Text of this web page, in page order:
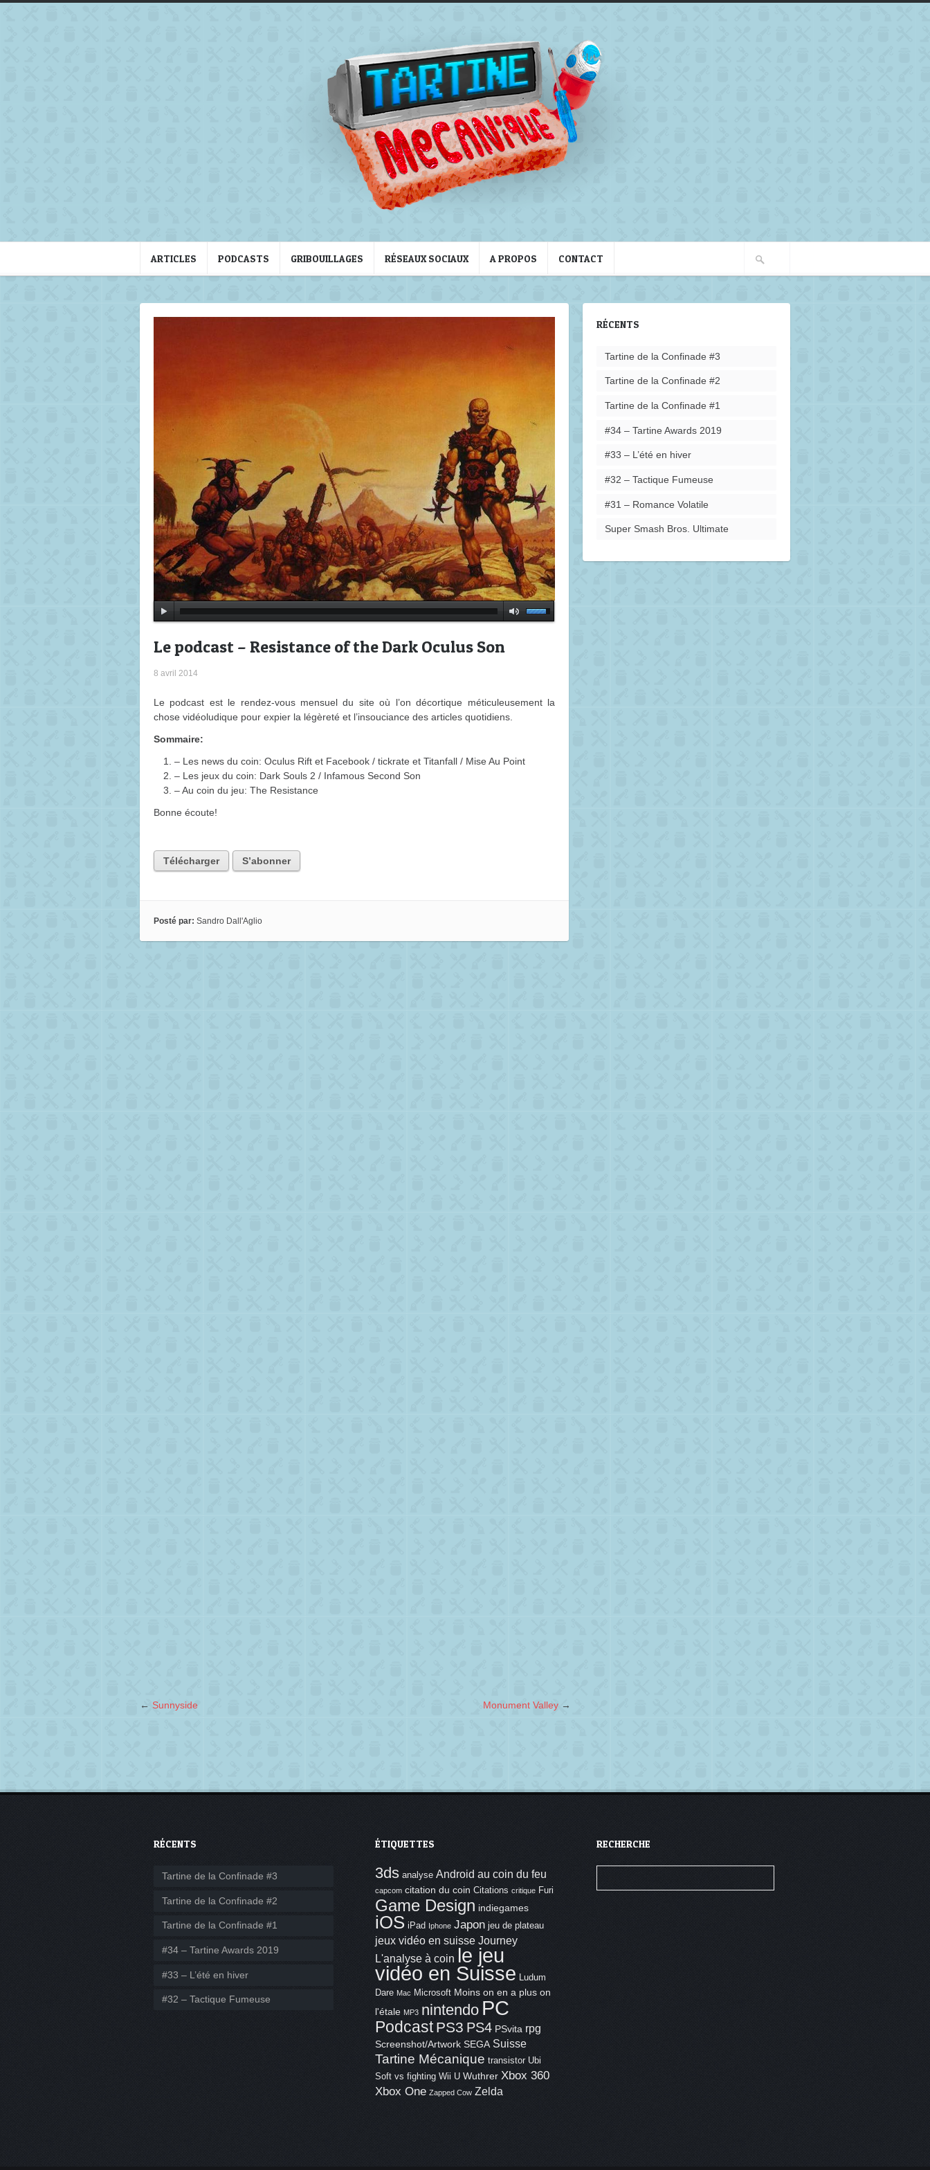
ARTICLES PODCASTS GRIBOUILLAGES RÉSEAUX SOCIAUX A PROPOS CONTACT
Le podcast – Resistance of the Dark Oculus Son
8 avril 2014
Le podcast est le rendez-vous mensuel du site où l’on décortique méticuleusement la
chose vidéoludique pour expier la légèreté et l’insouciance des articles quotidiens.
Sommaire:
– Les news du coin: Oculus Rift et Facebook / tickrate et Titanfall / Mise Au Point
– Les jeux du coin: Dark Souls 2 / Infamous Second Son
– Au coin du jeu: The Resistance
Bonne écoute!
Télécharger S’abonner
Posté par: Sandro Dall'Aglio
← Sunnyside Monument Valley →
RÉCENTS
Tartine de la Confinade #3
Tartine de la Confinade #2
Tartine de la Confinade #1
#34 – Tartine Awards 2019
#33 – L’été en hiver
#32 – Tactique Fumeuse
#31 – Romance Volatile
Super Smash Bros. Ultimate
RÉCENTS
Tartine de la Confinade #3
Tartine de la Confinade #2
Tartine de la Confinade #1
#34 – Tartine Awards 2019
#33 – L’été en hiver
#32 – Tactique Fumeuse
ÉTIQUETTES
3ds analyse Android au coin du feu
capcom citation du coin Citations critique Furi
Game Design indiegames
iOS iPad Iphone Japon jeu de plateau
jeux vidéo en suisse Journey
L'analyse à coin le jeu
vidéo en Suisse Ludum
Dare Mac Microsoft Moins on en a plus on
l'étale MP3 nintendo PC
Podcast PS3 PS4 PSvita rpg
Screenshot/Artwork SEGA Suisse
Tartine Mécanique transistor Ubi
Soft vs fighting Wii U Wuthrer Xbox 360
Xbox One Zapped Cow Zelda
RECHERCHE